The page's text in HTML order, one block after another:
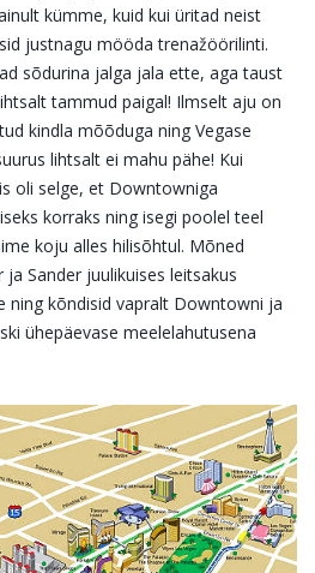
kümme, kuid kui üritad neist
justnagu mööda trenažöörilinti.
sõdurina jalga jala ette, aga taust
tammud paigal! Ilmselt aju on
kindla mõõduga ning Vegase
lihtsalt ei mahu pähe! Kui
oli selge, et Downtowniga
korraks ning isegi poolel teel
koju alles hilisõhtul. Mõned
Sander juulikuises leitsakus
ning kõndisid vapralt Downtowni ja
ühepäevase meelelahutusena